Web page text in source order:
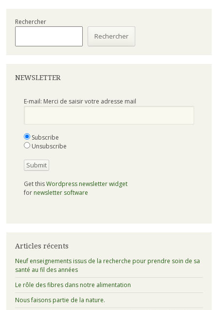
Rechercher
Rechercher
NEWSLETTER
E-mail: Merci de saisir votre adresse mail
Subscribe
Unsubscribe
Get thisWordpress newsletter widget
for newsletter software
Articles récents
Neuf enseignements issus de la recherche pour prendre soin de sa
santé au fil des années
Le rôle des fibres dans notre alimentation
Nous faisons partie de la nature.